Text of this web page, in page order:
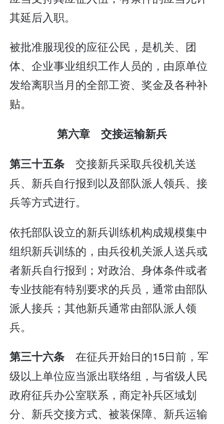
其延后入职。
被批准服现役的应征公民，是机关、团
体、企业事业组织工作人员的，由原单位
发给离职当月的全部工资、奖金及各种补
贴。
第六章 交接运输新兵
第三十五条 交接新兵采取兵役机关送
兵、新兵自行报到以及部队派人领兵、接
兵等方式进行。
依托部队设立的新兵训练机构成规模集中
组织新兵训练的，由兵役机关派人送兵或
者新兵自行报到；对政治、身体条件或者
专业技能有特别要求的兵员，通常由部队
派人接兵；其他新兵通常由部队派人领
兵。
第三十六条 在征兵开始日的15日前，军
级以上单位应当派出联络组，与省级人民
政府征兵办公室联系，商定补兵区域划
分、新兵交接方式、被装保障、新兵运输